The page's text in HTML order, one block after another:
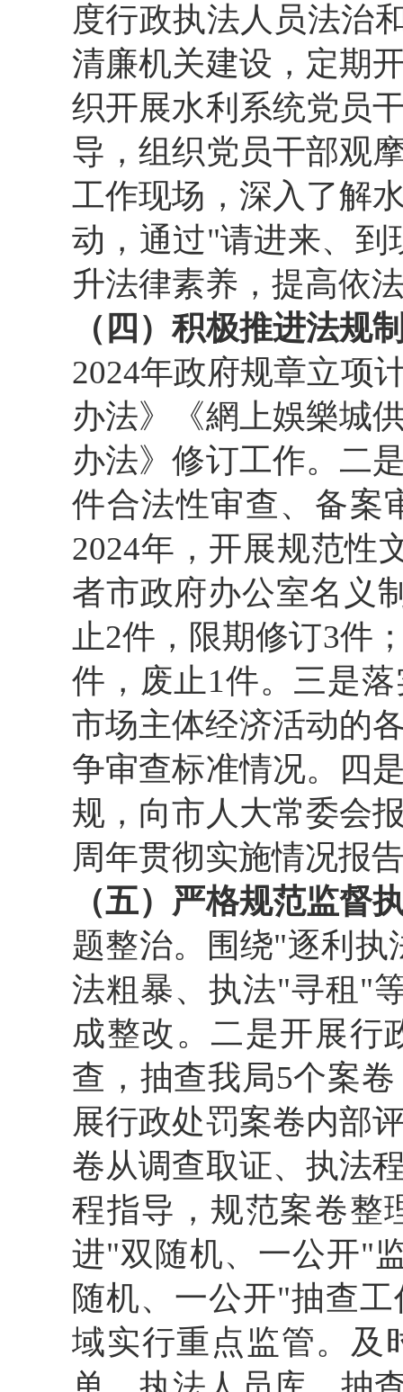
度行政执法人员法治
清廉机关建设，定期
织开展水利系统党员
导，组织党员干部观
工作现场，深入了解
动，通过"请进来、到
升法律素养，提高依
（四）积极推进法规
2024年政府规章立项
办法》《網上娛樂城
办法》修订工作。二
件合法性审查、备案
2024年，开展规范性
者市政府办公室名义
止2件，限期修订3件
件，废止1件。三是
市场主体经济活动的
争审查标准情况。四
规，向市人大常委会
周年贯彻实施情况报
（五）严格规范监督
题整治。围绕"逐利
法粗暴、执法"寻租"
成整改。二是开展行
查，抽查我局5个案
展行政处罚案卷内部
卷从调查取证、执法
程指导，规范案卷整
进"双随机、一公开"
随机、一公开"抽查
域实行重点监管。及